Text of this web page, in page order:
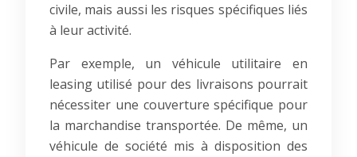
civile, mais aussi les risques spécifiques liés
à leur activité.
Par exemple, un véhicule utilitaire en
leasing utilisé pour des livraisons pourrait
nécessiter une couverture spécifique pour
la marchandise transportée. De même, un
véhicule de société mis à disposition des